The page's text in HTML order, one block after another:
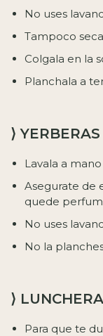
No uses
Tampoco
Colgala en la
Planchala a
⟩ YERBERAS
Lavala a
Asegurate de
quede
No uses
No la
⟩
Para que te